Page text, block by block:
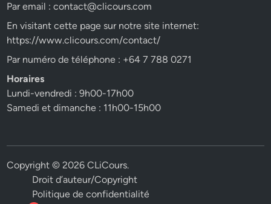
Par email :contact@clicours.com
En visitant cette page sur notre site internet:
https://www.clicours.com/contact/
Par numéro de téléphone : +64 7 788 0271
Horaires
Lundi-vendredi : 9h00-17h00
Samedi et dimanche : 11h00-15h00
Copyright © 2026CLiCours.
Droit d’auteur/Copyright
Politique de confidentialité